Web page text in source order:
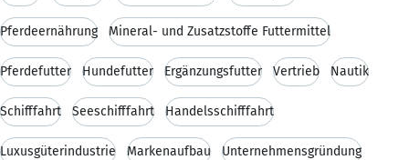
Pferdeernährung Mineral- und Zusatzstoffe Futtermittel
Pferdefutter Hundefutter Ergänzungsfutter Vertrieb Nautik
Schifffahrt Seeschifffahrt Handelsschifffahrt
Luxusgüterindustrie Markenaufbau Unternehmensgründung